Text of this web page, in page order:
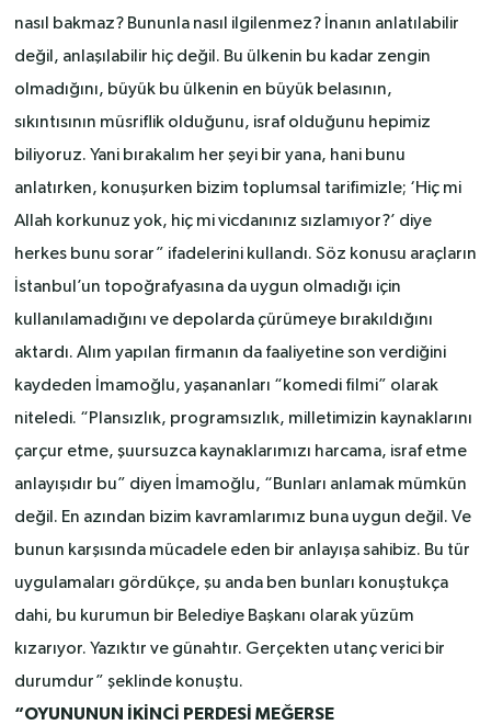
nasıl bakmaz? Bununla nasıl ilgilenmez? İnanın anlatılabilir
değil, anlaşılabilir hiç değil. Bu ülkenin bu kadar zengin
olmadığını, büyük bu ülkenin en büyük belasının,
sıkıntısının müsriflik olduğunu, israf olduğunu hepimiz
biliyoruz. Yani bırakalım her şeyi bir yana, hani bunu
anlatırken, konuşurken bizim toplumsal tarifimizle; ‘Hiç mi
Allah korkunuz yok, hiç mi vicdanınız sızlamıyor?’ diye
herkes bunu sorar” ifadelerini kullandı. Söz konusu araçların
İstanbul’un topoğrafyasına da uygun olmadığı için
kullanılamadığını ve depolarda çürümeye bırakıldığını
aktardı. Alım yapılan firmanın da faaliyetine son verdiğini
kaydeden İmamoğlu, yaşananları “komedi filmi” olarak
niteledi. “Plansızlık, programsızlık, milletimizin kaynaklarını
çarçur etme, şuursuzca kaynaklarımızı harcama, israf etme
anlayışıdır bu” diyen İmamoğlu, “Bunları anlamak mümkün
değil. En azından bizim kavramlarımız buna uygun değil. Ve
bunun karşısında mücadele eden bir anlayışa sahibiz. Bu tür
uygulamaları gördükçe, şu anda ben bunları konuştukça
dahi, bu kurumun bir Belediye Başkanı olarak yüzüm
kızarıyor. Yazıktır ve günahtır. Gerçekten utanç verici bir
durumdur” şeklinde konuştu.
“OYUNUNUN İKİNCİ PERDESİ MEĞERSE